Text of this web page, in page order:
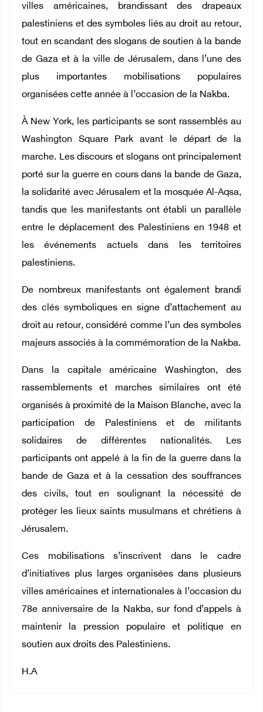
villes américaines, brandissant des drapeaux
palestiniens et des symboles liés au droit au retour,
tout en scandant des slogans de soutien à la bande
de Gaza et à la ville de Jérusalem, dans l’une des
plus importantes mobilisations populaires
organisées cette année à l’occasion de la Nakba.
À New York, les participants se sont rassemblés au
Washington Square Park avant le départ de la
marche. Les discours et slogans ont principalement
porté sur la guerre en cours dans la bande de Gaza,
la solidarité avec Jérusalem et la mosquée Al-Aqsa,
tandis que les manifestants ont établi un parallèle
entre le déplacement des Palestiniens en 1948 et
les événements actuels dans les territoires
palestiniens.
De nombreux manifestants ont également brandi
des clés symboliques en signe d’attachement au
droit au retour, considéré comme l’un des symboles
majeurs associés à la commémoration de la Nakba.
Dans la capitale américaine Washington, des
rassemblements et marches similaires ont été
organisés à proximité de la Maison Blanche, avec la
participation de Palestiniens et de militants
solidaires de différentes nationalités. Les
participants ont appelé à la fin de la guerre dans la
bande de Gaza et à la cessation des souffrances
des civils, tout en soulignant la nécessité de
protéger les lieux saints musulmans et chrétiens à
Jérusalem.
Ces mobilisations s’inscrivent dans le cadre
d’initiatives plus larges organisées dans plusieurs
villes américaines et internationales à l’occasion du
78e anniversaire de la Nakba, sur fond d’appels à
maintenir la pression populaire et politique en
soutien aux droits des Palestiniens.
H.A